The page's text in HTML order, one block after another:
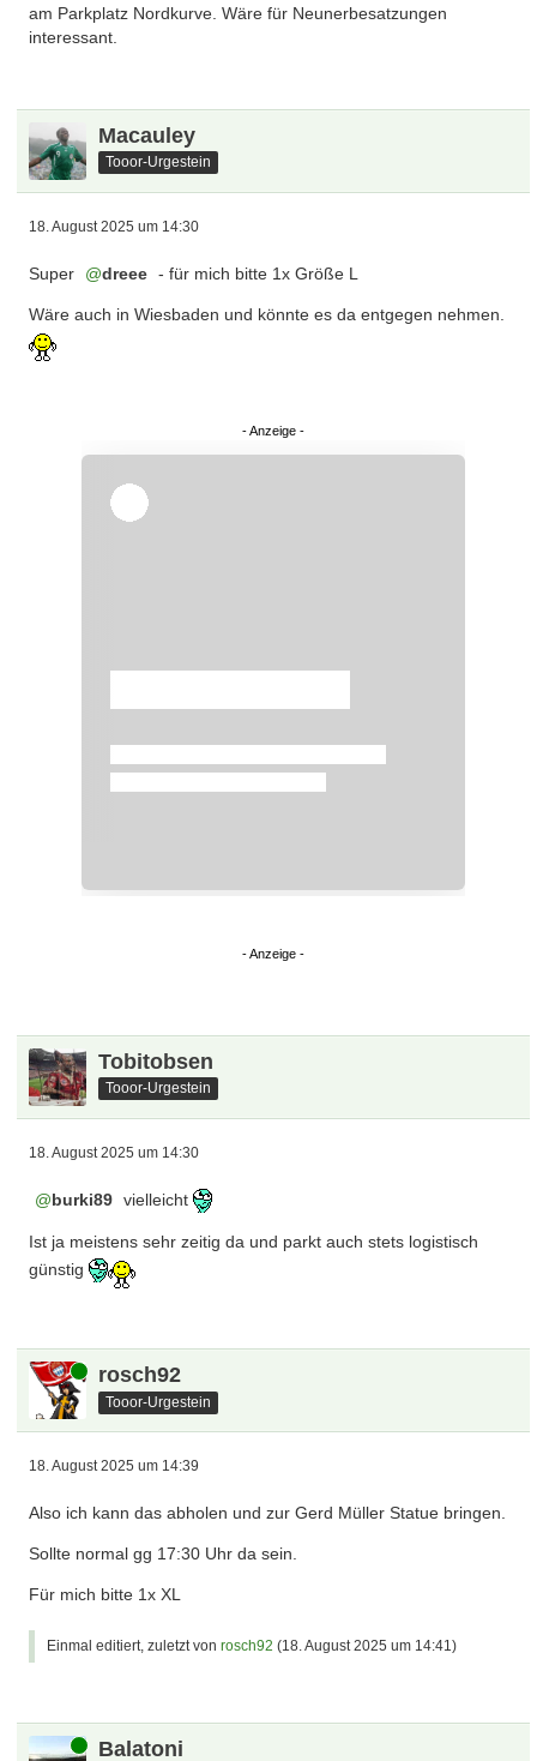
am Parkplatz Nordkurve. Wäre für Neunerbesatzungen
interessant.
Macauley
Tooor-Urgestein
18. August 2025 um 14:30
Super dreee - für mich bitte 1x Größe L
Wäre auch in Wiesbaden und könnte es da entgegen nehmen.
Tobitobsen
Tooor-Urgestein
18. August 2025 um 14:30
burki89 vielleicht
Ist ja meistens sehr zeitig da und parkt auch stets logistisch
günstig
Online rosch92
Tooor-Urgestein
18. August 2025 um 14:39
Also ich kann das abholen und zur Gerd Müller Statue bringen.
Sollte normal gg 17:30 Uhr da sein.
Für mich bitte 1x XL
Einmal editiert, zuletzt vonrosch92 (18. August 2025 um 14:41)
Online Balatoni